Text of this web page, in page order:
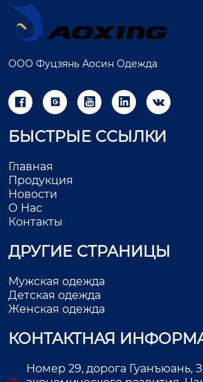
ООО Фуцзянь Аосин Одежда
    
БЫСТРЫЕ ССЫЛКИ
Главная
Продукция
Новости
О Нас
Контакты
ДРУГИЕ СТРАНИЦЫ
Мужская одежда
Детская одежда
Женская одежда
КОНТАКТНАЯ
Номер 29, дорога Гуанъюань,